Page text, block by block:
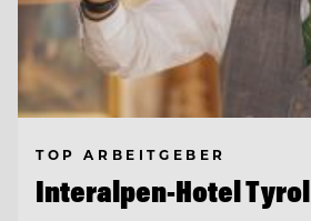
TOP ARBEITGEBER
Interalpen-Hotel Tyrol